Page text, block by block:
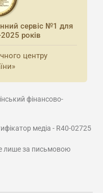
сервіс №1 для
років
центру
фінансово-
медіа - R40-02725
лише за письмовою